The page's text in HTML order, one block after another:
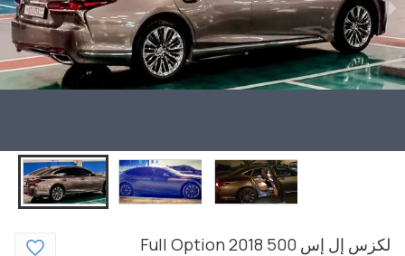
لكزس إل إس 500 Full Option
2018